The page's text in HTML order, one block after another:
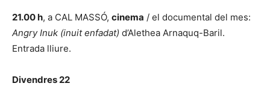
21.00 h, a CAL MASSÓ, cinema / el documental del mes:
Angry Inuk (inuit enfadat) d’Alethea Arnaquq-Baril.
Entrada lliure.
Divendres 22